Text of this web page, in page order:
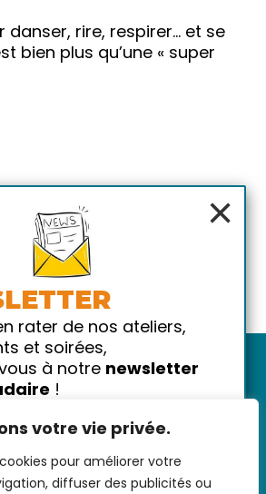
votre vie privée.
pour améliorer votre
diffuser des publicités ou
danser, rire, respirer… et se
bien plus qu’une « super
- CGV/CGU-Données
×
rater de nos ateliers,
et soirées,
à notre newsletter
!